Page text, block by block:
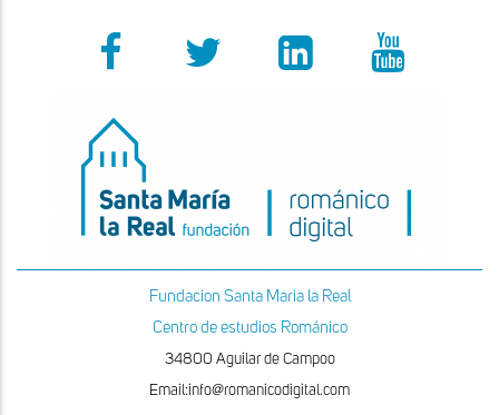
Fundacion Santa Maria la Real
Centro de estudios Románico
34800 Aguilar de Campoo
Email:info@romanicodigital.com